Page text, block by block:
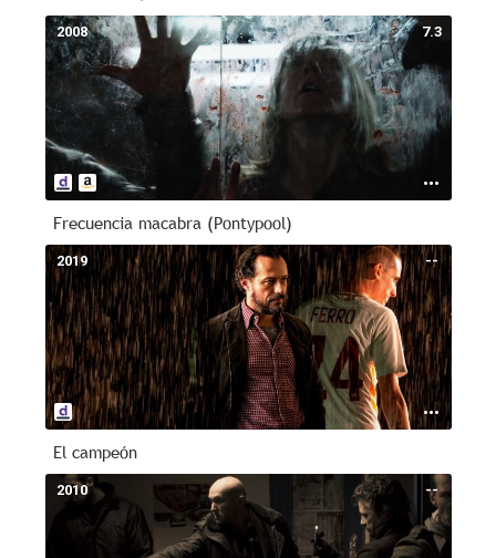
7.3
2008
Frecuencia macabra (Pontypool)
--
2019
El campeón
--
2010